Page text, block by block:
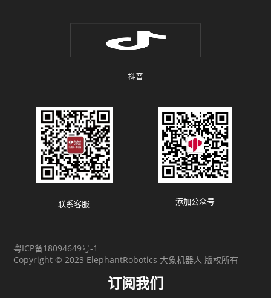
抖音
联系客服 添加公众号
粤ICP备18094649号-1
Copyright © 2023 ElephantRobotics 大象机器人 版权所有
订阅我们